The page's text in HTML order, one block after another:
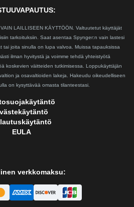
LAILLISEEN KÄYTTÖÖN. Valtuutetut käyttäjät
tarkoituksiin. Saat asentaa Spynger:n vain lastesi
tai joita sinulla on lupa valvoa. Muissa tapauksissa
ilman hyvitystä ja voimme tehdä yhteistyötä
koskevien väitteiden tutkimisessa. Loppukäyttäjän
ja osavaltioiden lakeja. Hakeudu oikeudelliseen
on kysyttävää omasta tilanteestasi.
EULA
verkkomaksu: